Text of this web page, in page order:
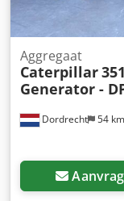
Dordrecht 54 km
Aggregaat
Caterpillar
Generator -